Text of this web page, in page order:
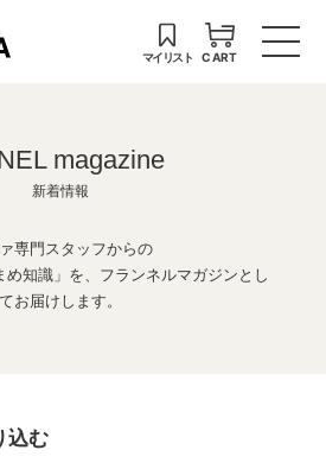
マイリスト CART
magazine
新着情報
専門スタッフからの
め知識」を、フランネルマガジンとし
てお届けします。
込む